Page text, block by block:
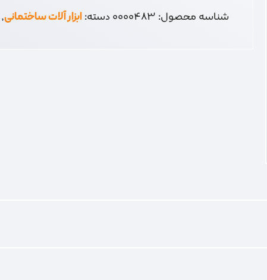
شناسه محصول: 0000483دسته:ابزار آلات ساختمانی